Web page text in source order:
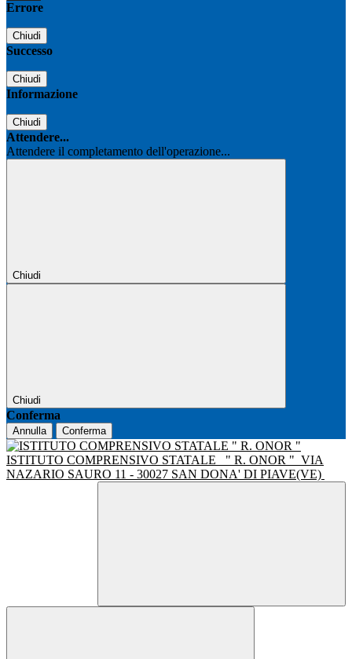
Errore
Chiudi
Successo
Chiudi
Informazione
Chiudi
Attendere...
Attendere il completamento dell'operazione...
Chiudi
Chiudi
Conferma
Annulla Conferma
ISTITUTO COMPRENSIVO STATALE " R. ONOR " VIA
NAZARIO SAURO 11 - 30027 SAN DONA' DI PIAVE(VE)